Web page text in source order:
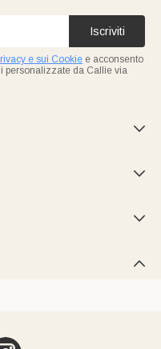
Iscriviti
e sui Cookie e acconsento
personalizzate da Callie via



